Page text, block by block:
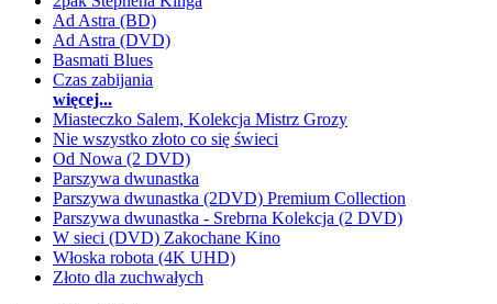
Ad Astra (BD)
Ad Astra (DVD)
Basmati Blues
Czas zabijania
więcej...
Miasteczko Salem, Kolekcja Mistrz Grozy
Nie wszystko złoto co się świeci
Od Nowa (2 DVD)
Parszywa dwunastka
Parszywa dwunastka (2DVD) Premium Collection
Parszywa dwunastka - Srebrna Kolekcja (2 DVD)
W sieci (DVD) Zakochane Kino
Włoska robota (4K UHD)
Złoto dla zuchwałych